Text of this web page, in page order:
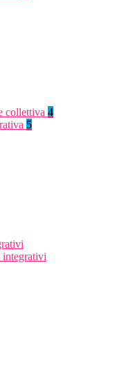
collettiva 4
5
integrativi